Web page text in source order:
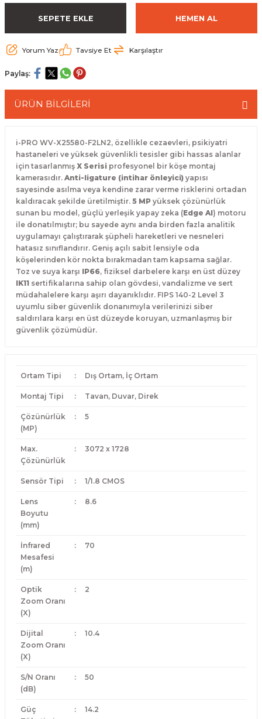
SEPETE EKLE HEMEN AL
Yorum Yaz Tavsiye Et Karşılaştır
Paylaş:
ÜRÜN BİLGİLERİ
i-PRO WV-X25580-F2LN2, özellikle cezaevleri, psikiyatri
hastaneleri ve yüksek güvenlikli tesisler gibi hassas alanlar
için tasarlanmış X Serisi profesyonel bir köşe montaj
kamerasıdır. Anti-ligature (intihar önleyici) yapısı
sayesinde asılma veya kendine zarar verme risklerini ortadan
kaldıracak şekilde üretilmiştir. 5 MP yüksek çözünürlük
sunan bu model, güçlü yerleşik yapay zeka (Edge AI) motoru
ile donatılmıştır; bu sayede aynı anda birden fazla analitik
uygulamayı çalıştırarak şüpheli hareketleri ve nesneleri
hatasız sınıflandırır. Geniş açılı sabit lensiyle oda
köşelerinden kör nokta bırakmadan tam kapsama sağlar.
Toz ve suya karşı IP66, fiziksel darbelere karşı en üst düzey
IK11 sertifikalarına sahip olan gövdesi, vandalizme ve sert
müdahalelere karşı aşırı dayanıklıdır. FIPS 140-2 Level 3
uyumlu siber güvenlik donanımıyla verilerinizi siber
saldırılara karşı en üst düzeyde koruyan, uzmanlaşmış bir
güvenlik çözümüdür.
Ortam Tipi : Dış Ortam, İç Ortam
Montaj Tipi : Tavan, Duvar, Direk
Çözünürlük
(MP)
: 5
Max.
Çözünürlük
: 3072 x 1728
Sensör Tipi : 1/1.8 CMOS
Lens
Boyutu
(mm)
: 8.6
İnfrared
Mesafesi
(m)
: 70
Optik
Zoom Oranı
(X)
: 2
Dijital
Zoom Oranı
(X)
: 10.4
S/N Oranı
(dB)
: 50
Güç
: 14.2